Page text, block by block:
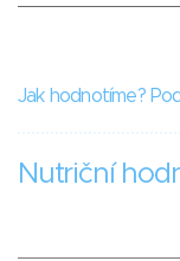
Jak hodnotíme?
Nutriční